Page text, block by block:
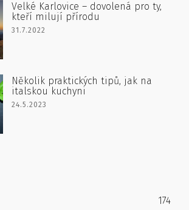
Velké Karlovice – dovolená pro ty,
kteří milují přírodu
31.7.2022
Několik praktických tipů, jak na
italskou kuchyni
24.5.2023
174